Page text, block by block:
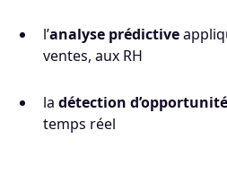
l’analyse prédictive
ventes, aux RH
la détection
temps réel